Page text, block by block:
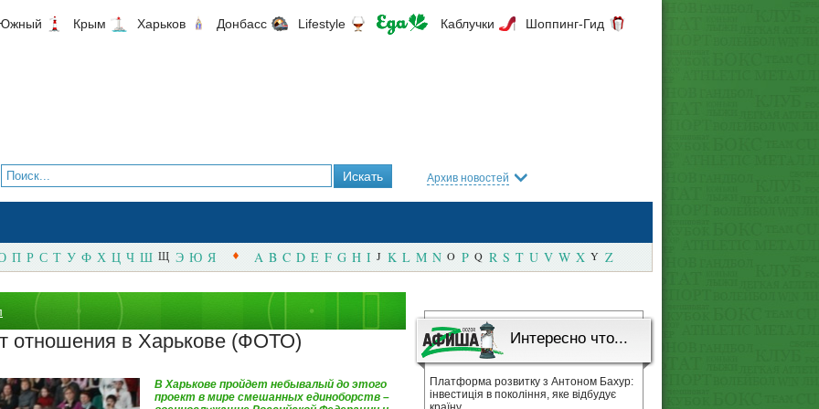
Крым Харьков Донбасс Lifestyle Каблучки Шоппинг-Гид
Архив новостей
П Р С Т У Ф Х Ц Ч Ш Щ Э Ю Я A B C D E F G H I J K L M N O P Q R S T U V W X Y Z
отношения в Харькове (ФОТО)
В Харькове пройдет небывалый до этого
проект в мире смешанных единоборств –
Интересно что...
Платформа розвитку з Антоном Бахур:
інвестиція в покоління, яке відбудує